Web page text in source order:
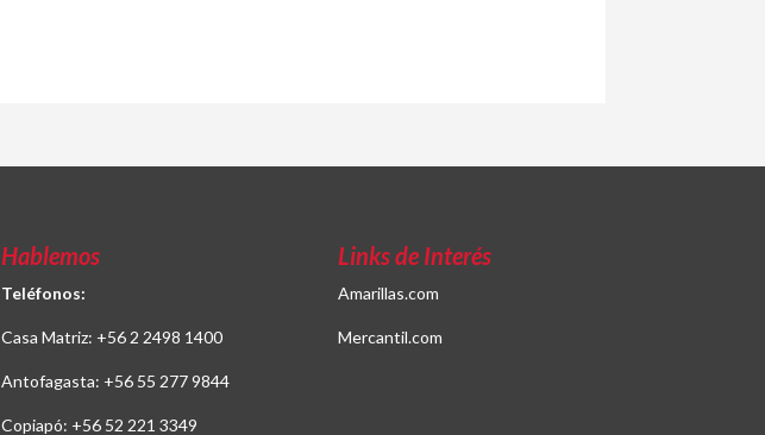
Hablemos
Teléfonos:
Casa Matriz: +56 2 2498 1400
Antofagasta: +56 55 277 9844
Copiapó: +56 52 221 3349
Links de Interés
Amarillas.com
Mercantil.com